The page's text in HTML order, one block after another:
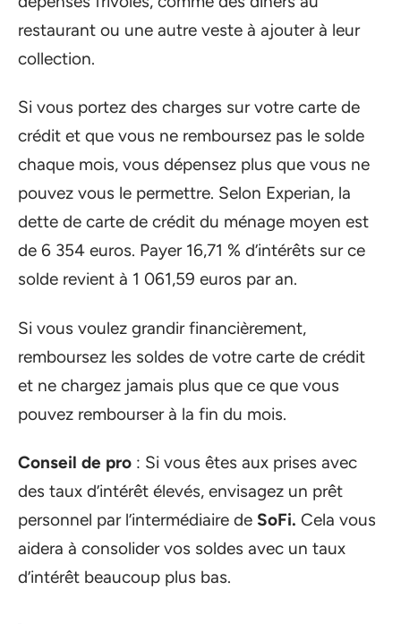
restaurant ou une autre veste à ajouter à leur
collection.
Si vous portez des charges sur votre carte de
crédit et que vous ne remboursez pas le solde
chaque mois, vous dépensez plus que vous ne
pouvez vous le permettre. Selon Experian, la
dette de carte de crédit du ménage moyen est
de 6 354 euros. Payer 16,71 % d’intérêts sur ce
solde revient à 1 061,59 euros par an.
Si vous voulez grandir financièrement,
remboursez les soldes de votre carte de crédit
et ne chargez jamais plus que ce que vous
pouvez rembourser à la fin du mois.
Conseil de pro : Si vous êtes aux prises avec
des taux d’intérêt élevés, envisagez un prêt
personnel par l’intermédiaire de SoFi. Cela vous
aidera à consolider vos soldes avec un taux
d’intérêt beaucoup plus bas.